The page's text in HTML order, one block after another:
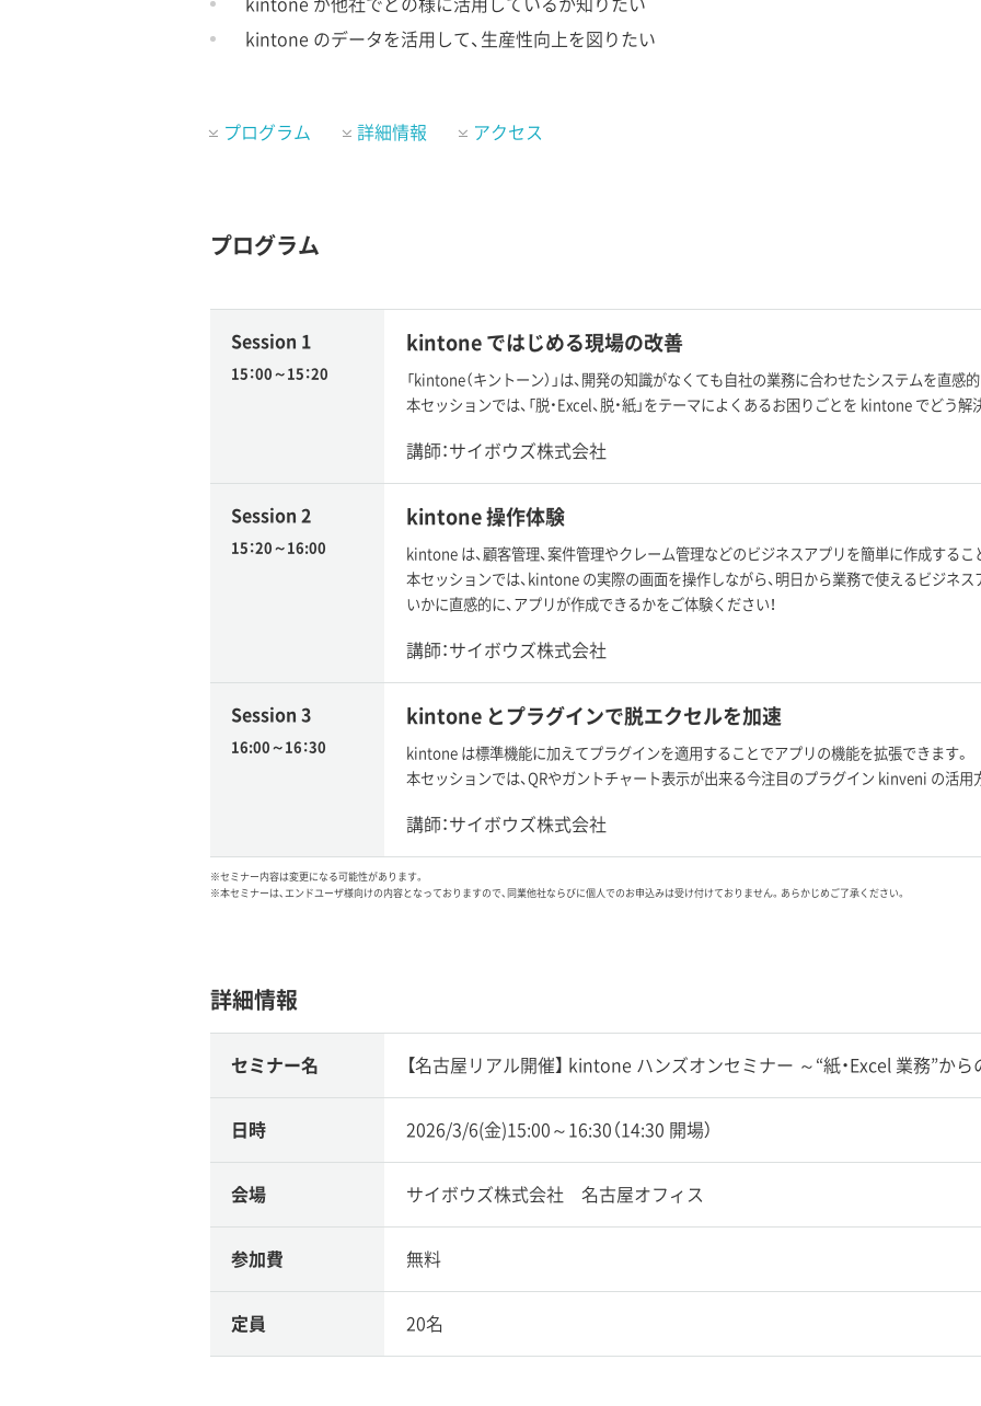
kintone のデータを活用して、生産性向上を図りたい
プログラム 詳細情報 アクセス
プログラム
Session 1
15：00～15：20
kintone ではじめる現場の改善
「kintone（キントーン）」は、開発の知識がなくても自社の業務に合わせたシステムを直感
本セッションでは、「脱・Excel、脱・紙」をテーマによくあるお困りごとを kintone でどう解
講師：サイボウズ株式会社
Session 2
15：20～16:00
kintone 操作体験
kintone は、顧客管理、案件管理やクレーム管理などのビジネスアプリを簡単に作成するこ
本セッションでは、kintone の実際の画面を操作しながら、明日から業務で使えるビジネス
いかに直感的に、アプリが作成できるかをご体験ください！
講師：サイボウズ株式会社
Session 3
16:00～16：30
kintone とプラグインで脱エクセルを加速
kintone は標準機能に加えてプラグインを適用することでアプリの機能を拡張できます。
本セッションでは、QRやガントチャート表示が出来る今注目のプラグイン kinveni の活用
講師：サイボウズ株式会社
※セミナー内容は変更になる可能性があります。
※本セミナーは、エンドユーザ様向けの内容となっておりますので、同業他社ならびに個人でのお申込みは受け付けておりません。あらかじめご了承ください。
詳細情報
セミナー名 【名古屋リアル開催】 kintone ハンズオンセミナー ～“紙・Excel 業務”から
日時 2026/3/6(金)15:00～16:30（14:30 開場）
会場 サイボウズ株式会社 名古屋オフィス
参加費 無料
定員 20名